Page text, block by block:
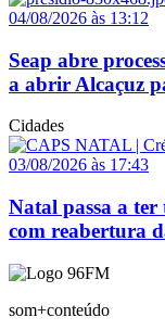
04/08/2026 às 13:12
Seap abre
a abrir Alcaçuz
Cidades
03/08/2026 às 17:43
Natal passa a ter
com reabertura
som+conteúdo